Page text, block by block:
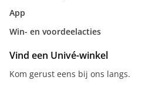
App
Win- en voordeelacties
Vind een Univé-winkel
Kom gerust eens bij ons langs.